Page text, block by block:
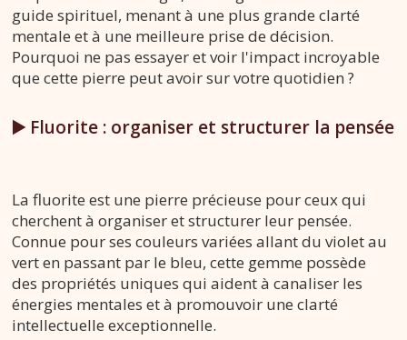
guide spirituel, menant à une plus grande clarté
mentale et à une meilleure prise de décision.
Pourquoi ne pas essayer et voir l'impact incroyable
que cette pierre peut avoir sur votre quotidien ?
▶️ Fluorite : organiser et structurer la pensée
La fluorite est une pierre précieuse pour ceux qui
cherchent à organiser et structurer leur pensée.
Connue pour ses couleurs variées allant du violet au
vert en passant par le bleu, cette gemme possède
des propriétés uniques qui aident à canaliser les
énergies mentales et à promouvoir une clarté
intellectuelle exceptionnelle.